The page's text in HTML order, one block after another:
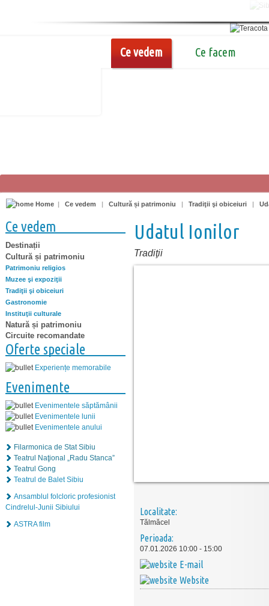
Ce vedem Ce facem
Home | Ce vedem | Cultură și patrimoniu | Tradiţii şi obiceiuri |
Ce vedem
Destinații
Cultură și patrimoniu
Patrimoniu religios
Muzee şi expoziţii
Tradiţii şi obiceiuri
Gastronomie
Instituţii culturale
Natură și patrimoniu
Circuite recomandate
Oferte speciale
Experiențe memorabile
Evenimente
Evenimentele săptămânii
Evenimentele lunii
Evenimentele anului
Filarmonica de Stat Sibiu
Teatrul Naţional „Radu Stanca”
Teatrul Gong
Teatrul de Balet Sibiu
Ansamblul folcloric profesionist
Cindrelul-Junii Sibiului
ASTRA film
Udatul Ionilor
Tradiţii
Localitate:
Tălmăcel
Perioada:
07.01.2026 10:00 - 15:00
E-mail
Website